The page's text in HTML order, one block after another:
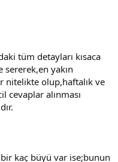
tüm detayları kısaca
yakın
nitelikte olup,haftalık ve
cevaplar alınması
kaç büyü var ise;bunun